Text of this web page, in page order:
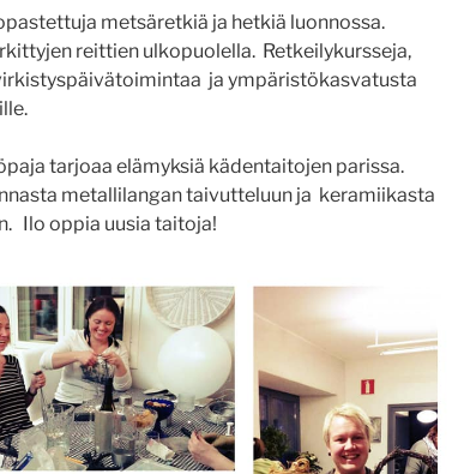
metsäretkiä ja hetkiä luonnossa.
reittien ulkopuolella. Retkeilykursseja,
ja ympäristökasvatusta
tarjoaa elämyksiä kädentaitojen parissa.
metallilangan taivutteluun ja keramiikasta
Ilo oppia uusia taitoja!